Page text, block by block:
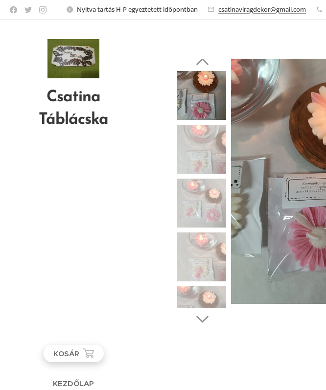
Nyitva tartás H-P egyeztetett időpontban csatinaviragdekor@gmail.com
Csatina
Táblácska
KOSÁR
KEZDŐLAP